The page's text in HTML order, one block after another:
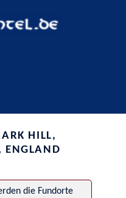
HILL,
ENGLAND
die Fundorte